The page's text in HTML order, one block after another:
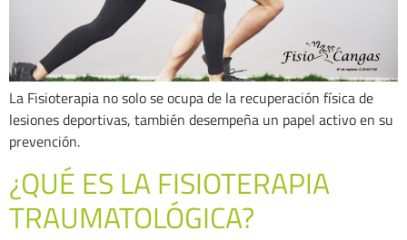
La Fisioterapia no solo se ocupa de la recuperación física de
lesiones deportivas, también desempeña un papel activo en su
prevención.
¿QUÉ ES LA FISIOTERAPIA
TRAUMATOLÓGICA?